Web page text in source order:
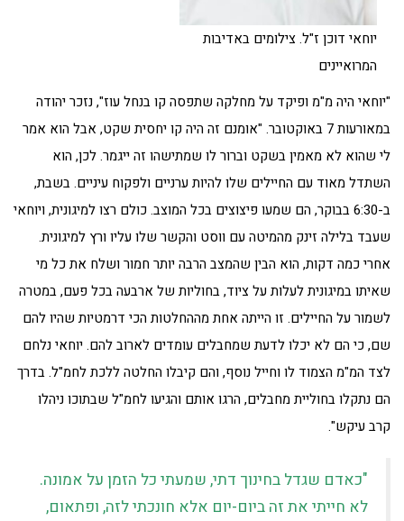
יוחאי דוכן ז"ל. צילומים באדיבות
המרואיינים
"יוחאי היה מ"מ ופיקד על מחלקה שתפסה קו בנחל עוז", נזכר יהודה
במאורעות 7 באוקטובר. "אומנם זה היה קו יחסית שקט, אבל הוא אמר
לי שהוא לא מאמין בשקט וברור לו שמתישהו זה ייגמר. לכן, הוא
השתדל מאוד עם החיילים שלו להיות ערניים ולפקוח עיניים. בשבת,
ב-6:30 בבוקר, הם שמעו פיצוצים בכל המוצב. כולם רצו למיגונית, ויוחאי
שעבד בלילה זינק מהמיטה עם ווסט והקשר שלו עליו ורץ למיגונית.
אחרי כמה דקות, הוא הבין שהמצב הרבה יותר חמור ושלח את כל מי
שאיתו במיגונית לעלות על ציוד, בחוליות של ארבעה בכל פעם, במטרה
לשמור על החיילים. זו הייתה אחת מההחלטות הכי דרמטיות שהיו להם
שם, כי הם לא יכלו לדעת שמחבלים עומדים לארוב להם. יוחאי נלחם
לצד המ"מ הצמוד לו וחייל נוסף, והם קיבלו החלטה ללכת לחמ"ל. בדרך
הם נתקלו בחוליית מחבלים, הרגו אותם והגיעו לחמ"ל שבתוכו ניהלו
קרב עיקש".
"כאדם שגדל בחינוך דתי, שמעתי כל הזמן על אמונה.
לא חייתי את זה ביום-יום אלא חונכתי לזה, ופתאום,